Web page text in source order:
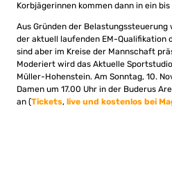
Korbjägerinnen kommen dann in ein
Aus Gründen der Belastungssteuerung
der aktuell laufenden EM-Qualifikation
sind aber im Kreise der Mannschaft
Moderiert wird das Aktuelle
Müller-Hohenstein. Am Sonntag, 10.
Damen um 17.00 Uhr in der Buderus
an (Tickets, live und kostenlos bei